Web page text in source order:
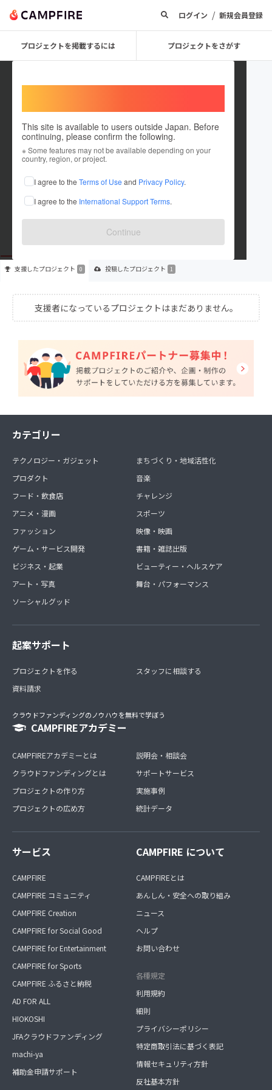
ログイン / 新規会員登録
プロジェクトを掲載するには プロジェクトをさがす
This site is available to users outside Japan. Before
continuing, please confirm the following.
※ Some features may not be available depending on your
country, region, or project.
I agree to the Terms of Use and Privacy Policy.
I agree to the International Support Terms.
Continue
yous status keeper
これまでに1件のプロジェクトを投稿しています
在住国：未設定
出身国：未設定
支援したプロジェクト 0 投稿したプロジェクト 1
支援者になっているプロジェクトはまだありません。
カテゴリー
テクノロジー・ガジェット
プロダクト
フード・飲食店
アニメ・漫画
ファッション
ゲーム・サービス開発
ビジネス・起業
アート・写真
ソーシャルグッド
まちづくり・地域活性化
音楽
チャレンジ
スポーツ
映像・映画
書籍・雑誌出版
ビューティー・ヘルスケア
舞台・パフォーマンス
起案サポート
プロジェクトを作る
資料請求
スタッフに相談する
クラウドファンディングのノウハウを無料で学ぼう
CAMPFIREアカデミー
CAMPFIREアカデミーとは
クラウドファンディングとは
プロジェクトの作り方
プロジェクトの広め方
説明会・相談会
サポートサービス
実施事例
統計データ
サービス
CAMPFIRE
CAMPFIRE コミュニティ
CAMPFIRE Creation
CAMPFIRE for Social Good
CAMPFIRE for Entertainment
CAMPFIRE for Sports
CAMPFIRE ふるさと納税
AD FOR ALL
HIOKOSHI
JFAクラウドファンディング
machi-ya
補助金申請サポート
CAMPFIRE について
CAMPFIREとは
あんしん・安全への取り組み
ニュース
ヘルプ
お問い合わせ
各種規定
利用規約
細則
プライバシーポリシー
特定商取引法に基づく表記
情報セキュリティ方針
反社基本方針